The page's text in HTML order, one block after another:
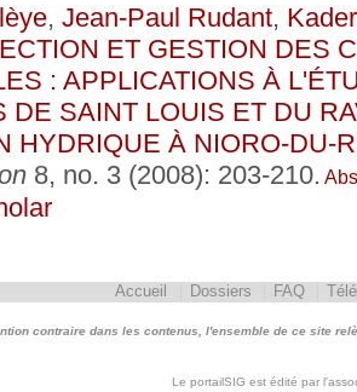
, Jean-Paul Rudant,
ET GESTION DES
: APPLICATIONS À
DE SAINT LOUIS ET DU
HYDRIQUE À NIORO-DU-
8, no. 3 (2008): 203-210.
Accueil Dossiers FAQ
contraire dans les contenus, l'ensemble de ce site
Le portailSIG est édité par